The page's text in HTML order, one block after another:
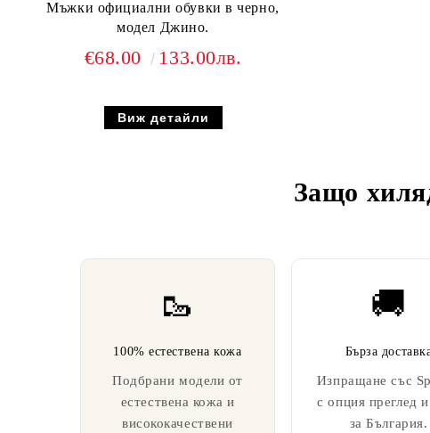
Мъжки официални обувки в черно,
модел Джино.
€68.00 133.00лв.
Виж детайли
Защо
🥾
100% естествена кожа
Подбрани модели от
естествена кожа и
висококачествени
🚚
Бърза
Изпращане със
с опция преглед
за България.